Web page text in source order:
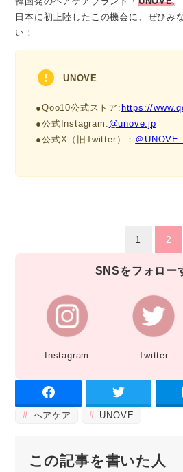
日本に初上陸したこの機会に、ぜひみ
い！
UNOVE
●Qoo10公式ストア: https://
●公式Instagram: @unove.jp
●公式X（旧Twitter）： ＠
1 2
SNSをフォロー
Instagram Twitter
ヘアケア UNOVE
この記事を書いた人